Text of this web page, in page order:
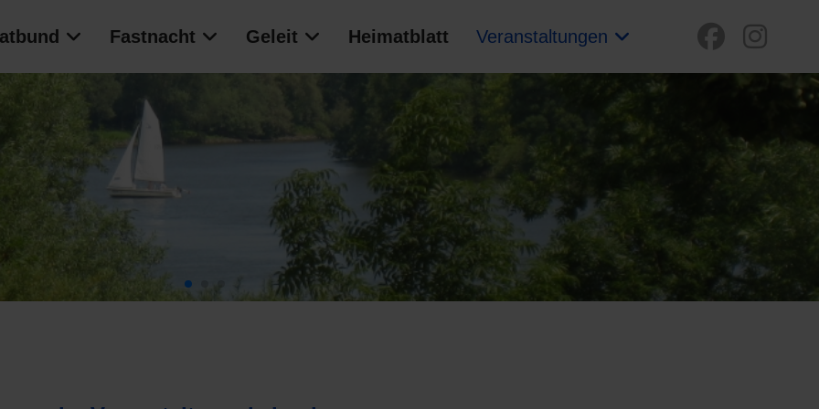
Fastnacht Geleit Heimatblatt Veranstaltungen
Basilika und